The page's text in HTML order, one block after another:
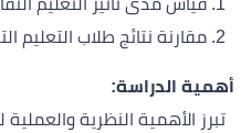
أهمية الدراسة:
تبرز الأهمية النظرية